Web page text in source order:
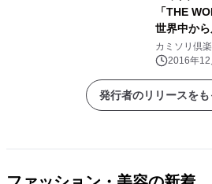
「THE
世界中か
カミソリ倶
2016年
発行者のリリースをも